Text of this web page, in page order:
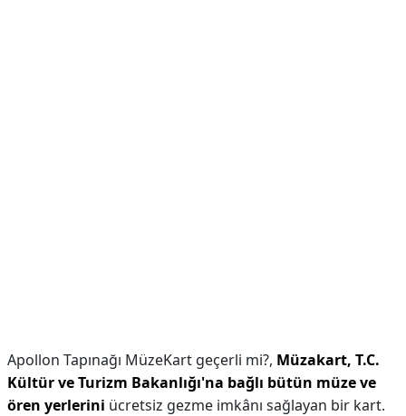
Apollon Tapınağı MüzeKart geçerli mi?, Müzakart, T.C.
Kültür ve Turizm Bakanlığı'na bağlı bütün müze ve
ören yerlerini ücretsiz gezme imkânı sağlayan bir kart.